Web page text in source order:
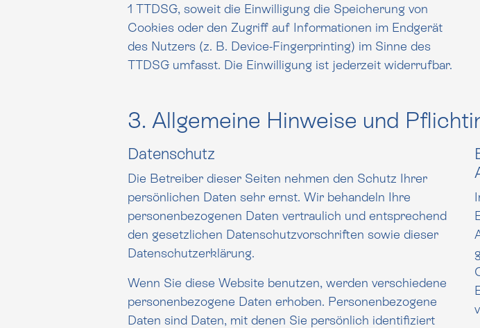
1 TTDSG, soweit die Einwilligung die Speicherung von
Cookies oder den Zugriff auf Informationen im Endgerät
des Nutzers (z. B. Device-Fingerprinting) im Sinne des
TTDSG umfasst. Die Einwilligung ist jederzeit widerrufbar.
3. Allgemeine Hinweise und
Datenschutz
Die Betreiber dieser Seiten nehmen den Schutz Ihrer
persönlichen Daten sehr ernst. Wir behandeln Ihre
personenbezogenen Daten vertraulich und entsprechend
den gesetzlichen Datenschutzvorschriften sowie dieser
Datenschutzerklärung.
Wenn Sie diese Website benutzen, werden verschiedene
personenbezogene Daten erhoben. Personenbezogene
Daten sind Daten, mit denen Sie persönlich identifiziert